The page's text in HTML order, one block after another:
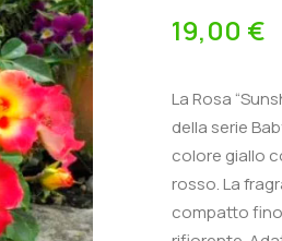
19,00 €
La Rosa
della serie
colore giallo
rosso. La
compatto fino